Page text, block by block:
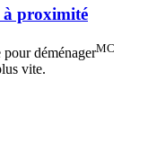
à proximité
déménagerMC
vite.